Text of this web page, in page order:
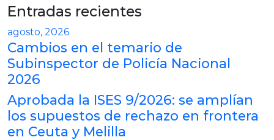
Entradas recientes
agosto, 2026
Cambios en el temario de
Subinspector de Policía Nacional
2026
Aprobada la ISES 9/2026: se amplían
los supuestos de rechazo en frontera
en Ceuta y Melilla